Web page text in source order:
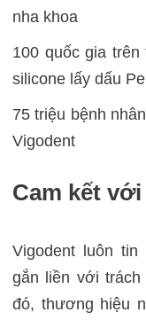
nha khoa
100 quốc gia
silicone lấy dấu
75 triệu bệnh
Vigodent
Cam kết
Vigodent luôn
gắn liền với
đó, thương hiệu